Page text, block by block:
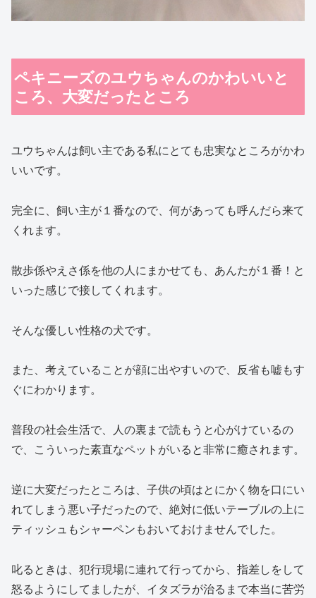
ペキニーズのユウちゃんのかわいいと
ころ、大変だったところ
ユウちゃんは飼い主である私にとても忠実なところがかわ
いいです。
完全に、飼い主が１番なので、何があっても呼んだら来て
くれます。
散歩係やえさ係を他の人にまかせても、あんたが１番！と
いった感じで接してくれます。
そんな優しい性格の犬です。
また、考えていることが顔に出やすいので、反省も嘘もす
ぐにわかります。
普段の社会生活で、人の裏まで読もうと心がけているの
で、こういった素直なペットがいると非常に癒されます。
逆に大変だったところは、子供の頃はとにかく物を口にい
れてしまう悪い子だったので、絶対に低いテーブルの上に
ティッシュもシャーペンもおいておけませんでした。
叱るときは、犯行現場に連れて行ってから、指差しをして
怒るようにしてましたが、イタズラが治るまで本当に苦労